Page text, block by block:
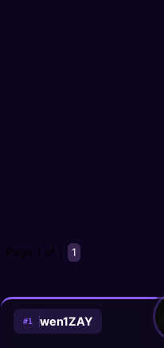
Page 1 of 1 1
#1 wen1ZAY